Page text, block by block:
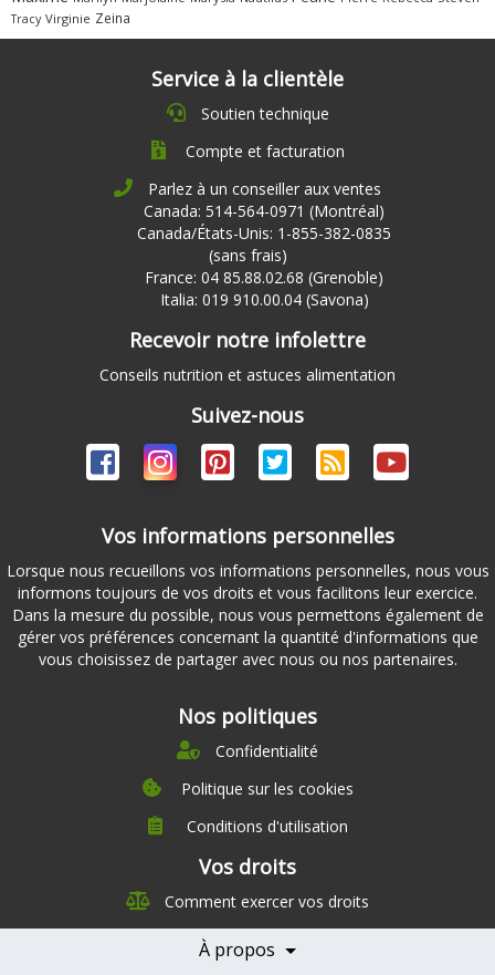
Tracy Virginie Zeina
Service à la clientèle
Soutien technique
Compte et facturation
Parlez à un conseiller aux ventes
Canada: 514-564-0971 (Montréal)
Canada/États-Unis: 1-855-382-0835
(sans frais)
France: 04 85.88.02.68 (Grenoble)
Italia: 019 910.00.04 (Savona)
Recevoir notre infolettre
Conseils nutrition et astuces alimentation
Suivez-nous
Vos informations personnelles
Lorsque nous recueillons vos informations personnelles, nous vous
informons toujours de vos droits et vous facilitons leur exercice.
Dans la mesure du possible, nous vous permettons également de
gérer vos préférences concernant la quantité d'informations que
vous choisissez de partager avec nous ou nos partenaires.
Nos politiques
Confidentialité
Politique sur les cookies
Conditions d'utilisation
Vos droits
Comment exercer vos droits
À propos
À propos
Nutrition
Nos partenaires